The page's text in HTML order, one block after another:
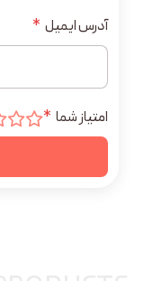
آدرس ایمیل *
امتیاز شما *